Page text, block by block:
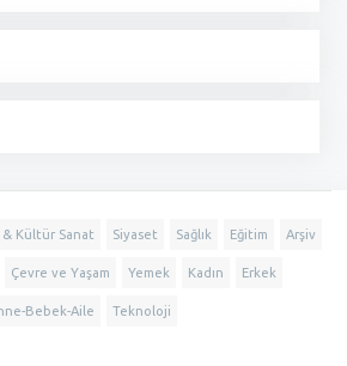
& Kültür Sanat Siyaset Sağlık Eğitim Arşiv
Çevre ve Yaşam Yemek Kadın Erkek
Bebek-Aile Teknoloji